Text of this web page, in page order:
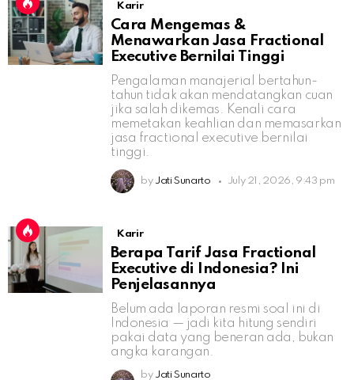
Karir
Cara Mengemas &
Menawarkan Jasa Fractional
Executive Bernilai Tinggi
Pengalaman manajerial bertahun-
tahun tidak akan mendatangkan cuan
jika salah dikemas. Kenali cara
memetakan keahlian dan memasarkan
jasa fractional executive bernilai
tinggi.
by Jati Sunarto July 21, 2026, 9:43 pm
Karir
Berapa Tarif Jasa Fractional
Executive di Indonesia? Ini
Penjelasannya
Belum ada laporan resmi soal ini di
Indonesia — jadi kita hitung sendiri
pakai data yang beneran ada, bukan
angka karangan.
by Jati Sunarto